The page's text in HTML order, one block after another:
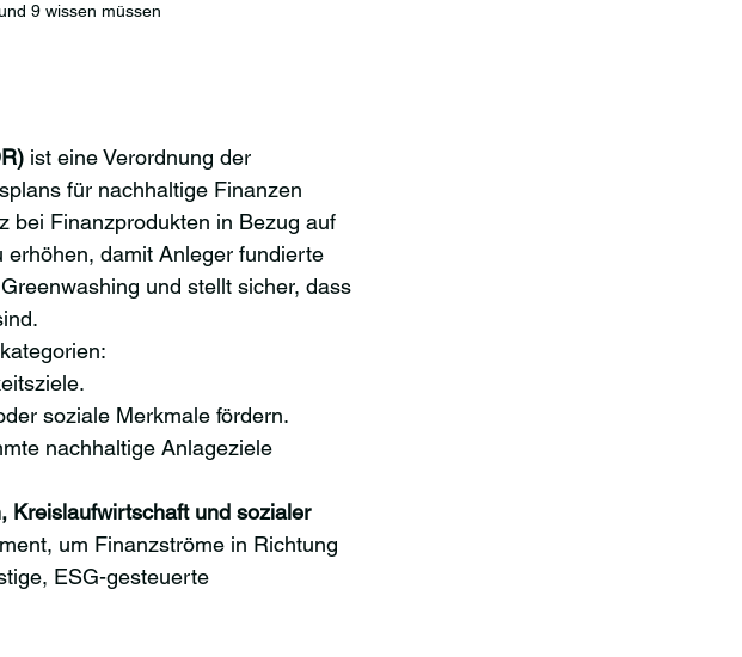
9 wissen müssen
ist eine Verordnung der
für nachhaltige Finanzen
bei Finanzprodukten in Bezug auf
damit Anleger fundierte
und stellt sicher, dass
soziale Merkmale fördern.
nachhaltige Anlageziele
Kreislaufwirtschaft und sozialer
um Finanzströme in Richtung
ESG-gesteuerte